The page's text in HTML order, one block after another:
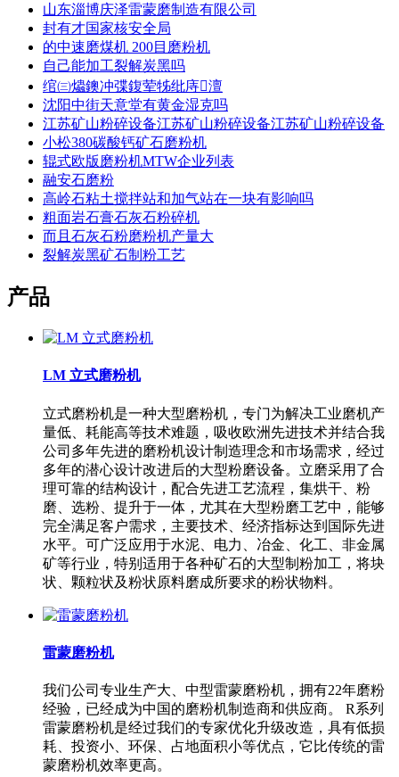
山东淄博庆泽雷蒙磨制造有限公司
封有才国家核安全局
的中速磨煤机 200目磨粉机
自己能加工裂解炭黑吗
绾㈢爞鐭冲弽鍑荤牬纰庤澶
沈阳中街天意堂有黄金湿克吗
江苏矿山粉碎设备江苏矿山粉碎设备江苏矿山粉碎设备
小松380碳酸钙矿石磨粉机
辊式欧版磨粉机MTW企业列表
融安石磨粉
高岭石粘土搅拌站和加气站在一块有影响吗
粗面岩石膏石灰石粉碎机
而且石灰石粉磨粉机产量大
裂解炭黑矿石制粉工艺
产品
LM 立式磨粉机
立式磨粉机是一种大型磨粉机，专门为解决工业磨机产
量低、耗能高等技术难题，吸收欧洲先进技术并结合我
公司多年先进的磨粉机设计制造理念和市场需求，经过
多年的潜心设计改进后的大型粉磨设备。立磨采用了合
理可靠的结构设计，配合先进工艺流程，集烘干、粉
磨、选粉、提升于一体，尤其在大型粉磨工艺中，能够
完全满足客户需求，主要技术、经济指标达到国际先进
水平。可广泛应用于水泥、电力、冶金、化工、非金属
矿等行业，特别适用于各种矿石的大型制粉加工，将块
状、颗粒状及粉状原料磨成所要求的粉状物料。
雷蒙磨粉机
我们公司专业生产大、中型雷蒙磨粉机，拥有22年磨粉
经验，已经成为中国的磨粉机制造商和供应商。 R系列
雷蒙磨粉机是经过我们的专家优化升级改造，具有低损
耗、投资小、环保、占地面积小等优点，它比传统的雷
蒙磨粉机效率更高。